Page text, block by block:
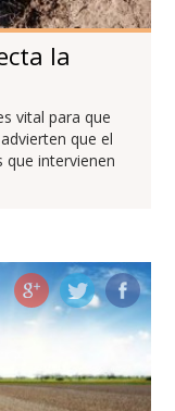
la
vital para que
que el
que intervienen